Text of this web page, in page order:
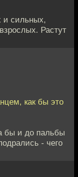
и сильных,
Растут
как бы это
бы и до пальбы
- чего